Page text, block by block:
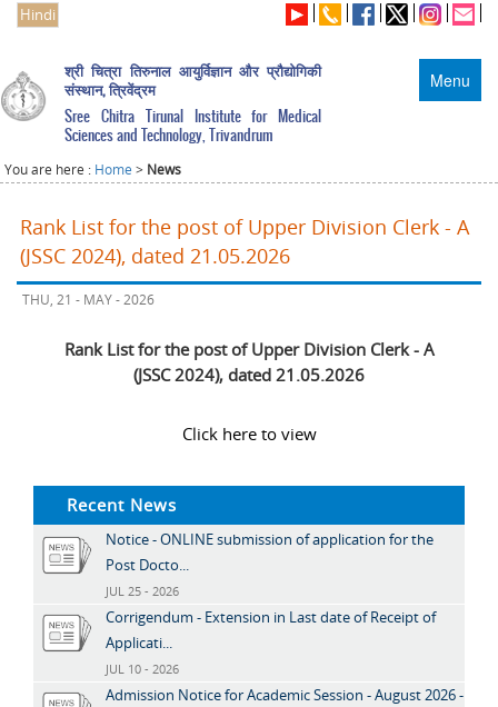
Hindi
Menu
श्री चित्रा तिरुनाल आयुर्विज्ञान और प्रौद्योगिकी
संस्थान, त्रिवेंद्रम
Sree Chitra Tirunal Institute for Medical
Sciences and Technology, Trivandrum
You are here : Home > News
Rank List for the post of Upper Division Clerk - A
(JSSC 2024), dated 21.05.2026
THU, 21 - MAY - 2026
Rank List for the post of Upper Division Clerk - A
(JSSC 2024), dated 21.05.2026
Click here to view
Recent News
Notice - ONLINE submission of application for the
Post Docto...
JUL 25 - 2026
Corrigendum - Extension in Last date of Receipt of
Applicati...
JUL 10 - 2026
Admission Notice for Academic Session - August 2026 -